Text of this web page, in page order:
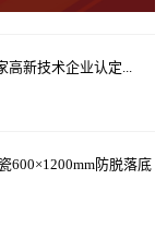
新技术企业认定...
600×1200mm防脱落底